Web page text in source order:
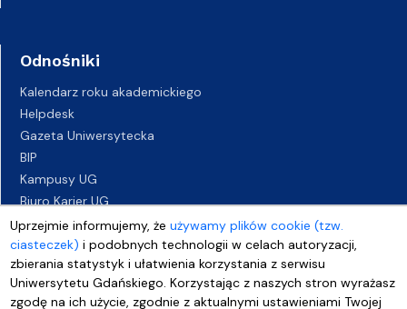
Uprzejmie informujemy, żeużywamy plików cookie (tzw.
ciasteczek) i podobnych technologii w celach autoryzacji,
zbierania statystyk i ułatwienia korzystania z serwisu
Uniwersytetu Gdańskiego. Korzystając z naszych stron wyrażasz
zgodę na ich użycie, zgodnie z aktualnymi ustawieniami Twojej
Odnośniki
Kalendarz roku akademickiego
Helpdesk
Gazeta Uniwersytecka
BIP
Kampusy UG
Biuro Karier UG
Oferty pracy
Deklaracja dostępności